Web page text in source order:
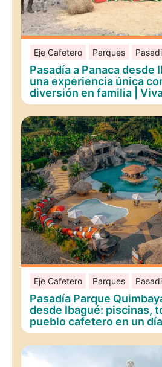
Eje Cafetero Parques
Pasadía a Panaca desde
una experiencia única
diversión en familia |
Eje Cafetero Parques
Pasadía Parque
desde Ibagué: piscinas,
pueblo cafetero en un